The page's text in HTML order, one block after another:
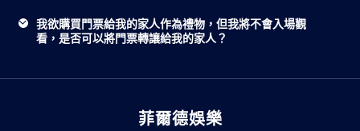
我欲購買門票給我的家人作為禮物，但我將不會入場觀
看，是否可以將門票轉讓給我的家人？
菲爾德娛樂